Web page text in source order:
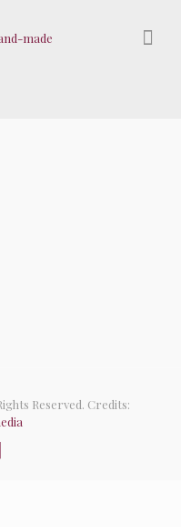
Reserved. Credits: